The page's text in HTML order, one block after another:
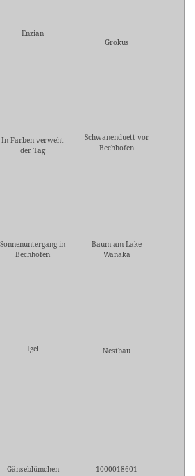
Enzian
Grokus
In Farben verweht
der Tag
Schwanenduett vor
Bechhofen
Sonnenuntergang in
Bechhofen
Baum am Lake
Wanaka
Igel Nestbau
Gänseblümchen 1000018601